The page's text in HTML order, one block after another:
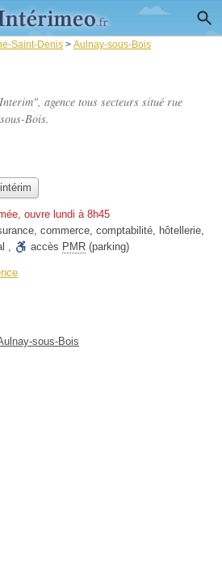
Saint-Denis > Aulnay-sous-Bois
agence tous secteurs situé rue
Bois.
ouvre lundi à 8h45
, commerce, comptabilité, hôtellerie,
, accès PMR (parking)
sous-Bois